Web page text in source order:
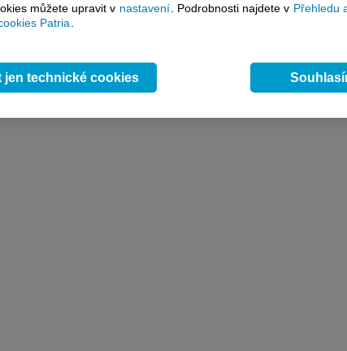
můžete upravit v nastavení . Podrobnosti najdete v Přehledu
Patria
jen technické cookies